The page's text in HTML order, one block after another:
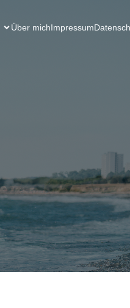
Über michImpressum